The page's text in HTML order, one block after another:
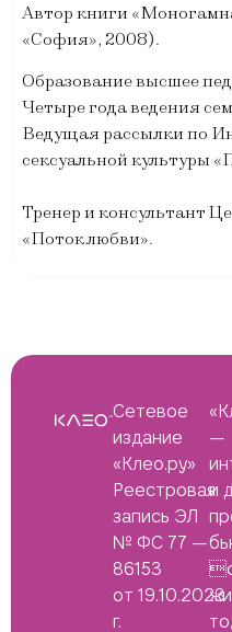
Автор книги
«София», 2008).
Образование высшее
Четыре года ведения
Ведущая рассылки по
сексуальной культуры
Тренер и консультант
«Поток любви».
Сетевое
издание
«Клео.ру»
Реестровая
запись ЭЛ
№ ФС 77 —
86153
от 19.10.2023
г.
—
и